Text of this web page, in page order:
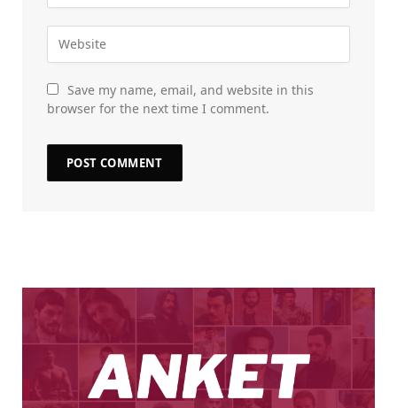
Save my name, email, and website in this
browser for the next time I comment.